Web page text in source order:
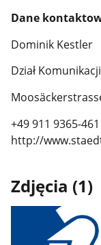
Dane
Dominik Kestler
Dział
+49 911 9365-461
http://
Zdjęcia (1)